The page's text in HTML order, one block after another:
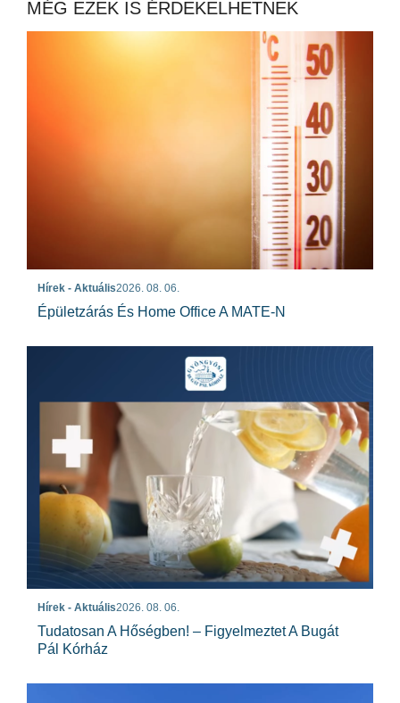
MÉG EZEK IS ÉRDEKELHETNEK
Hírek - Aktuális2026. 08. 06.
Épületzárás És Home Office A MATE-N
Hírek - Aktuális2026. 08. 06.
Tudatosan A Hőségben! – Figyelmeztet A Bugát
Pál Kórház